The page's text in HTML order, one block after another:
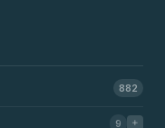
882
9